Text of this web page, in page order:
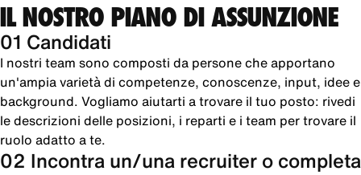
IL NOSTRO PIANO DI ASSUNZIONE
01 Candidati
I nostri team sono composti da persone che apportano
un'ampia varietà di competenze, conoscenze, input, idee e
background. Vogliamo aiutarti a trovare il tuo posto: rivedi
le descrizioni delle posizioni, i reparti e i team per trovare il
ruolo adatto a te.
02 Incontra un/una recruiter o completa